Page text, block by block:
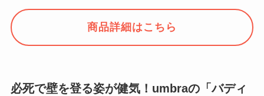
商品詳細はこちら
必死で壁を登る姿が健気！umbraの「バディ